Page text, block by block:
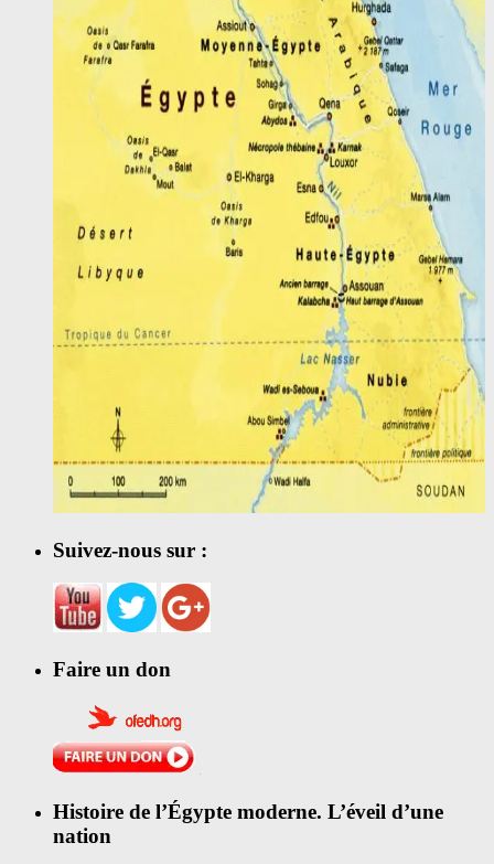
Suivez-nous sur :
Faire un don
Histoire de l’Égypte moderne. L’éveil d’une
nation